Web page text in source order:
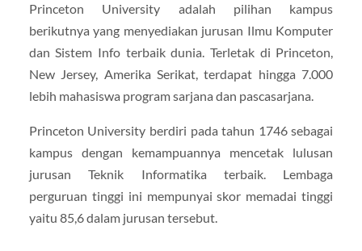
Princeton University adalah pilihan kampus
berikutnya yang menyediakan jurusan Ilmu Komputer
dan Sistem Info terbaik dunia. Terletak di Princeton,
New Jersey, Amerika Serikat, terdapat hingga 7.000
lebih mahasiswa program sarjana dan pascasarjana.
Princeton University berdiri pada tahun 1746 sebagai
kampus dengan kemampuannya mencetak lulusan
jurusan Teknik Informatika terbaik. Lembaga
perguruan tinggi ini mempunyai skor memadai tinggi
yaitu 85,6 dalam jurusan tersebut.